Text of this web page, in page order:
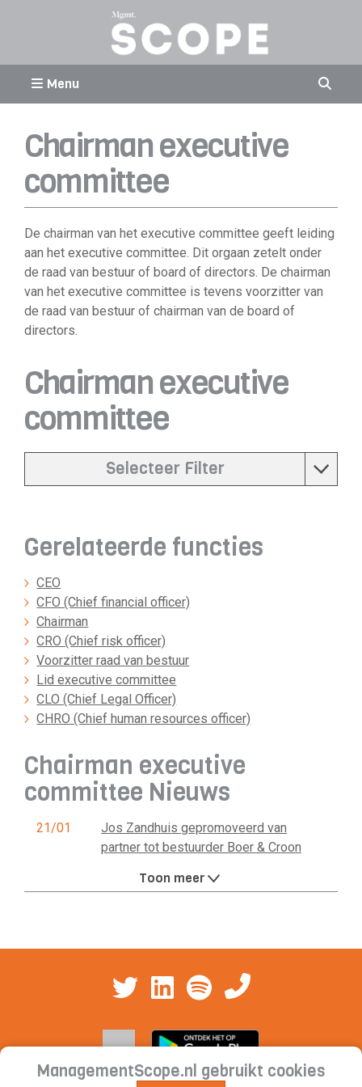
Menu
Chairman executive
committee
De chairman van het executive committee geeft leiding
aan het executive committee. Dit orgaan zetelt onder
de raad van bestuur of board of directors. De chairman
van het executive committee is tevens voorzitter van
de raad van bestuur of chairman van de board of
directors.
Chairman executive
committee
Selecteer Filter
Gerelateerde functies
CEO
CFO (Chief financial officer)
Chairman
CRO (Chief risk officer)
Voorzitter raad van bestuur
Lid executive committee
CLO (Chief Legal Officer)
CHRO (Chief human resources officer)
Chairman executive
committee Nieuws
21/01
Jos Zandhuis gepromoveerd van
partner tot bestuurder Boer & Croon
Toon meer
ManagementScope.nl gebruikt cookies